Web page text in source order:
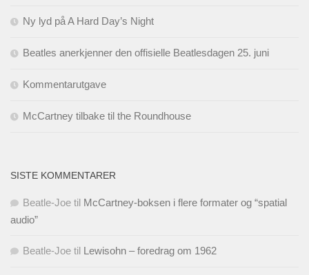
Ny lyd på A Hard Day’s Night
Beatles anerkjenner den offisielle Beatlesdagen 25. juni
Kommentarutgave
McCartney tilbake til the Roundhouse
SISTE KOMMENTARER
Beatle-Joe til McCartney-boksen i flere formater og “spatial
audio”
Beatle-Joe til Lewisohn – foredrag om 1962